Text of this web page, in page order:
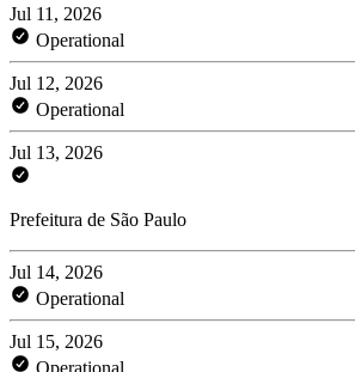
Jul 11, 2026
Operational
Jul 12, 2026
Operational
Jul 13, 2026
Prefeitura de São Paulo
Jul 14, 2026
Operational
Jul 15, 2026
Operational